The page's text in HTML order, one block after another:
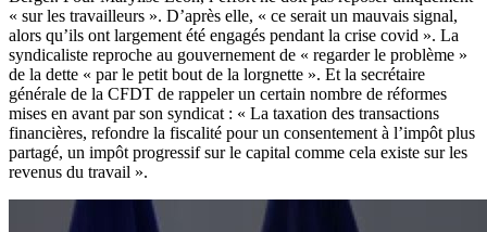
« sur les travailleurs ». D’après elle, « ce serait un mauvais signal,
alors qu’ils ont largement été engagés pendant la crise covid ». La
syndicaliste reproche au gouvernement de « regarder le problème »
de la dette « par le petit bout de la lorgnette ». Et la secrétaire
générale de la CFDT de rappeler un certain nombre de réformes
mises en avant par son syndicat : « La taxation des transactions
financières, refondre la fiscalité pour un consentement à l’impôt plus
partagé, un impôt progressif sur le capital comme cela existe sur les
revenus du travail ».